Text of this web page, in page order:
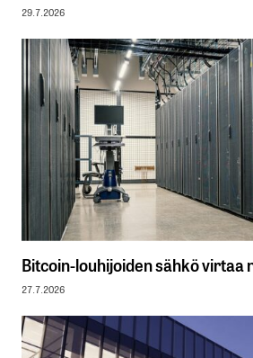
29.7.2026
Bitcoin-louhijoiden sähkö virtaa
27.7.2026